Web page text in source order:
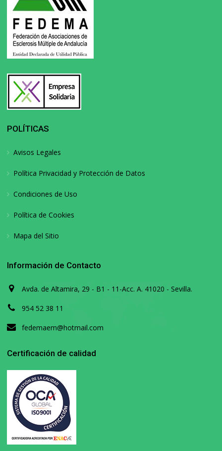
POLÍTICAS
Avisos Legales
Política Privacidad y Protección de Datos
Condiciones de Uso
Política de Cookies
Mapa del Sitio
Información de Contacto
Avda. de Altamira, 29 - B1 - 11-Acc. A. 41020 - Sevilla.
954 52 38 11
fedemaem@hotmail.com
Certificación de calidad